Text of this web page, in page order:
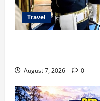
Travel
August 7, 2026 0